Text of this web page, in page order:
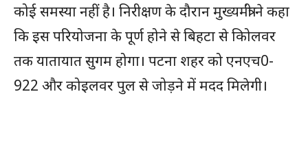
कोई समस्या नहीं है। निरीक्षण के दौरान मुख्यमंत्री ने कहा
कि इस परियोजना के पूर्ण होने से बिहटा से कोिलवर
तक यातायात सुगम होगा। पटना शहर को एनएच0-
922 और कोइलवर पुल से जोड़ने में मदद मिलेगी।